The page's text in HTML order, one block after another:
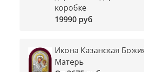
коробке
19990 руб
Икона Казанская
Матерь